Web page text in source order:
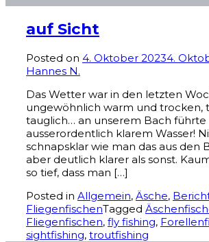
auf Sicht
Posted on 4. Oktober 20234.
Hannes N.
Das Wetter war in den letzten
ungewöhnlich warm und trocken,
tauglich… an unserem Bach führte
ausserordentlich klarem Wasser!
schnapsklar wie man das aus den
aber deutlich klarer als sonst.
so tief, dass man […]
Posted in Allgemein, Äsche,
FliegenfischenTagged
Fliegenfischen, fly fishing,
sightfishing, troutfishing